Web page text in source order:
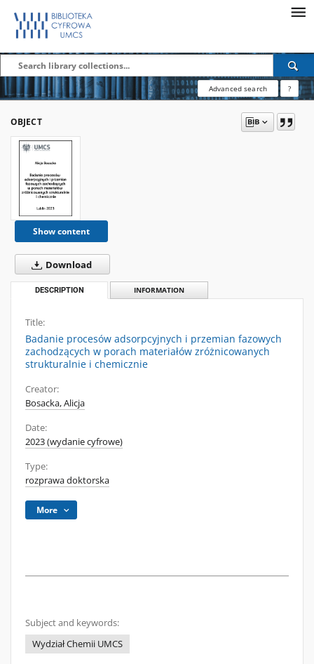
Advanced search ?
OBJECT
Show content
Download
DESCRIPTION INFORMATION
Title:
Badanie procesów adsorpcyjnych i przemian fazowych
zachodzących w porach materiałów zróżnicowanych
strukturalnie i chemicznie
Creator:
Bosacka, Alicja
Date:
2023 (wydanie cyfrowe)
Type:
rozprawa doktorska
More
Subject and keywords:
Wydział Chemii UMCS